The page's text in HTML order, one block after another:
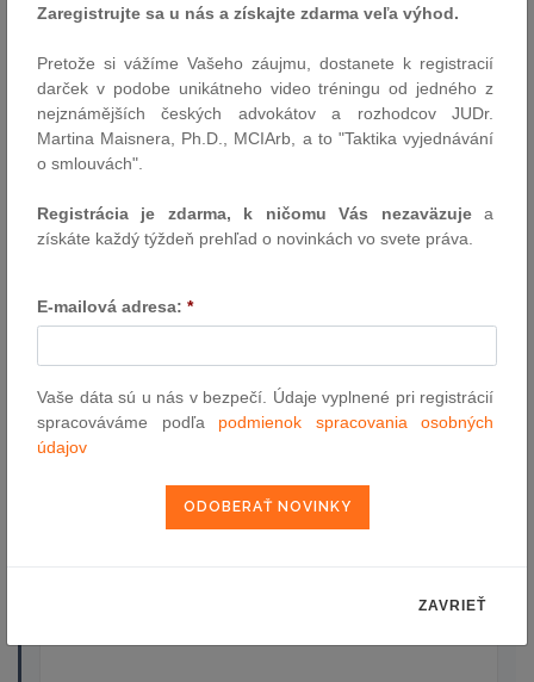
HAJDUK BOGDAN MGR.
Horná 116, 2201 Čadca
office@hajduk-partners.sk
www.hajduk-partners.sk
Zaregistrujte sa u nás a získajte zdarma veľa výhod.
Pretože si vážíme Vašeho záujmu, dostanete k registracií
darček v podobe unikátneho video tréningu od jedného z
nejznámějších českých advokátov a rozhodcov JUDr.
Martina Maisnera, Ph.D., MCIArb, a to "Taktika vyjednávání
o smlouvách".
Registrácia je zdarma, k ničomu Vás nezaväzujea
získáte každý týždeň prehľad o novinkách vo svete práva.
E-mailová adresa: *
Vaše dáta sú u nás v bezpečí. Údaje vyplnené pri registrácií
spracováváme podľa podmienok spracovania osobných
údajov
ZAVRIEŤ